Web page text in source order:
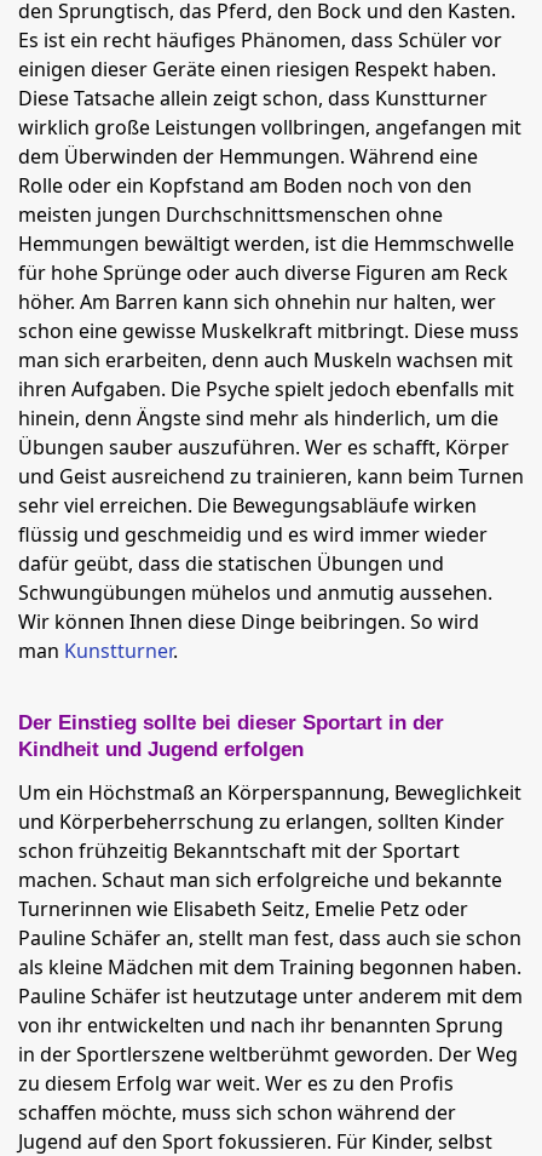
den Sprungtisch, das Pferd, den Bock und den Kasten.
Es ist ein recht häufiges Phänomen, dass Schüler vor
einigen dieser Geräte einen riesigen Respekt haben.
Diese Tatsache allein zeigt schon, dass Kunstturner
wirklich große Leistungen vollbringen, angefangen mit
dem Überwinden der Hemmungen. Während eine
Rolle oder ein Kopfstand am Boden noch von den
meisten jungen Durchschnittsmenschen ohne
Hemmungen bewältigt werden, ist die Hemmschwelle
für hohe Sprünge oder auch diverse Figuren am Reck
höher. Am Barren kann sich ohnehin nur halten, wer
schon eine gewisse Muskelkraft mitbringt. Diese muss
man sich erarbeiten, denn auch Muskeln wachsen mit
ihren Aufgaben. Die Psyche spielt jedoch ebenfalls mit
hinein, denn Ängste sind mehr als hinderlich, um die
Übungen sauber auszuführen. Wer es schafft, Körper
und Geist ausreichend zu trainieren, kann beim Turnen
sehr viel erreichen. Die Bewegungsabläufe wirken
flüssig und geschmeidig und es wird immer wieder
dafür geübt, dass die statischen Übungen und
Schwungübungen mühelos und anmutig aussehen.
Wir können Ihnen diese Dinge beibringen. So wird
man Kunstturner.
Der Einstieg sollte bei dieser Sportart in der
Kindheit und Jugend erfolgen
Um ein Höchstmaß an Körperspannung, Beweglichkeit
und Körperbeherrschung zu erlangen, sollten Kinder
schon frühzeitig Bekanntschaft mit der Sportart
machen. Schaut man sich erfolgreiche und bekannte
Turnerinnen wie Elisabeth Seitz, Emelie Petz oder
Pauline Schäfer an, stellt man fest, dass auch sie schon
als kleine Mädchen mit dem Training begonnen haben.
Pauline Schäfer ist heutzutage unter anderem mit dem
von ihr entwickelten und nach ihr benannten Sprung
in der Sportlerszene weltberühmt geworden. Der Weg
zu diesem Erfolg war weit. Wer es zu den Profis
schaffen möchte, muss sich schon während der
Jugend auf den Sport fokussieren. Für Kinder, selbst